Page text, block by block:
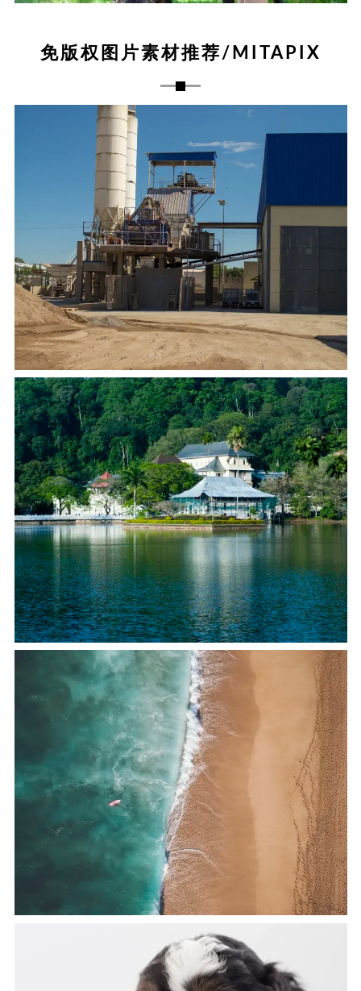
免版权图片素材推荐/MITAPIX